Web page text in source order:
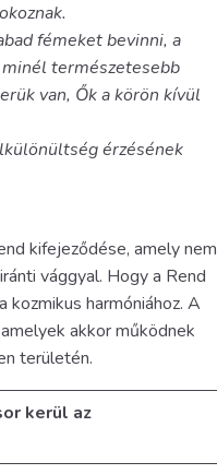
fémeket bevinni, a
természetesebb
van, Ők a körön kívül
érzésének
kifejeződése, amely nem
vággyal. Hogy a Rend
harmóniához. A
akkor működnek
területén.
kerül az